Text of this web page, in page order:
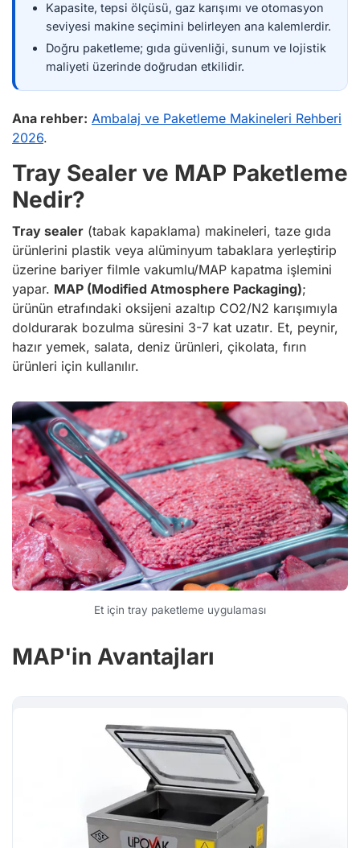
Kapasite, tepsi ölçüsü, gaz karışımı ve otomasyon
seviyesi makine seçimini belirleyen ana kalemlerdir.
Doğru paketleme; gıda güvenliği, sunum ve lojistik
maliyeti üzerinde doğrudan etkilidir.
Ana rehber: Ambalaj ve Paketleme Makineleri Rehberi
2026.
Tray Sealer ve MAP Paketleme
Nedir?
Tray sealer (tabak kapaklama) makineleri, taze gıda
ürünlerini plastik veya alüminyum tabaklara yerleştirip
üzerine bariyer filmle vakumlu/MAP kapatma işlemini
yapar. MAP (Modified Atmosphere Packaging);
ürünün etrafındaki oksijeni azaltıp CO2/N2 karışımıyla
doldurarak bozulma süresini 3-7 kat uzatır. Et, peynir,
hazır yemek, salata, deniz ürünleri, çikolata, fırın
ürünleri için kullanılır.
Et için tray paketleme uygulaması
MAP'in Avantajları